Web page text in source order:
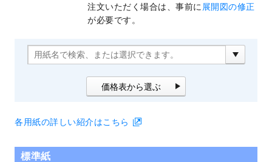
注文いただく場合は、 事前に 展開図の修正
が必要です。
価格表から選ぶ
各用紙の詳しい紹介はこちら
標準紙